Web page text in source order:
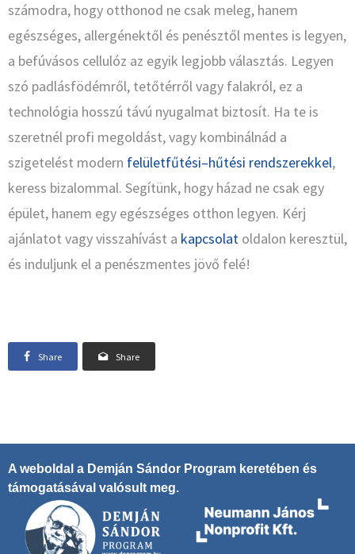
számodra, hogy otthonod ne csak meleg, hanem
egészséges, allergénektől és penésztől mentes is legyen,
a befúvásos cellulóz az egyik legjobb választás. Legyen
szó padlásfödémről, tetőtérről vagy falakról, ez a
technológia hosszú távú nyugalmat biztosít. Ha te is
szeretnél profi megoldást, vagy kombinálnád a
szigetelést modern felületfűtési–hűtési rendszerekkel,
keress bizalommal. Segítünk, hogy házad ne csak egy
épület, hanem egy egészséges otthon legyen. Kérj
ajánlatot vagy visszahívást a kapcsolat oldalon keresztül,
és induljunk el a penészmentes jövő felé!
Share Share
A weboldal a Demján Sándor Program keretében és
támogatásával valósult meg.